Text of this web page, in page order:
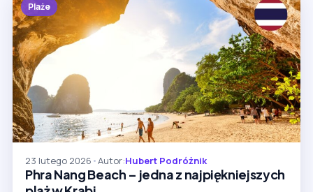
Plaże
23 lutego 2026 •Autor:Hubert Podróżnik
Phra Nang Beach – jedna z najpiękniejszych